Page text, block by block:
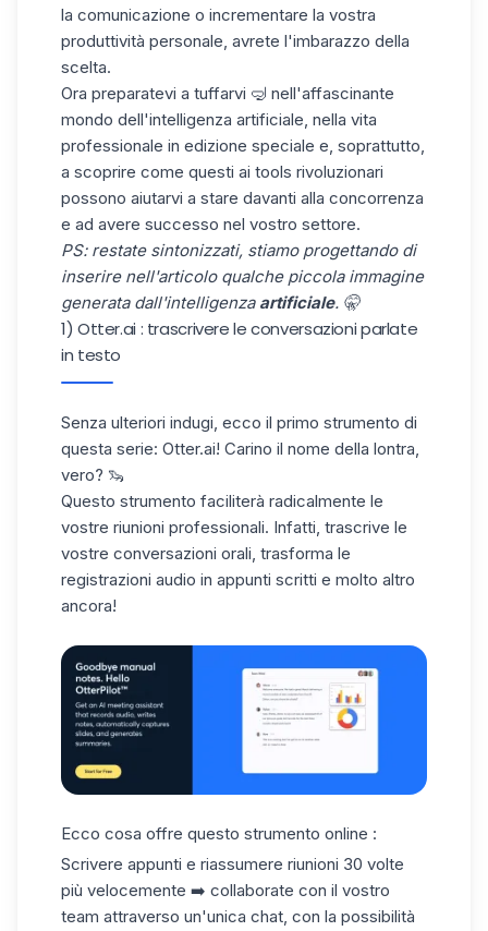
la comunicazione o incrementare la vostra
produttività personale, avrete l'imbarazzo della
scelta.
Ora preparatevi a tuffarvi 🤿 nell'affascinante
mondo dell'intelligenza artificiale, nella vita
professionale in edizione speciale e, soprattutto,
a scoprire come questi ai tools rivoluzionari
possono aiutarvi a stare davanti alla concorrenza
e ad avere successo nel vostro settore.
PS: restate sintonizzati, stiamo progettando di
inserire nell'articolo qualche piccola immagine
generata dall'intelligenza artificiale. 🤫
1) Otter.ai : trascrivere le conversazioni parlate
in testo
Senza ulteriori indugi, ecco il primo strumento di
questa serie: Otter.ai! Carino il nome della lontra,
vero? 🦦
Questo strumento faciliterà radicalmente le
vostre riunioni professionali. Infatti, trascrive le
vostre conversazioni orali, trasforma le
registrazioni audio in appunti scritti e molto altro
ancora!
Ecco cosa offre questo strumento online :
Scrivere appunti e riassumere riunioni 30 volte
più velocemente ➡️ collaborate con il vostro
team attraverso un'unica chat, con la possibilità